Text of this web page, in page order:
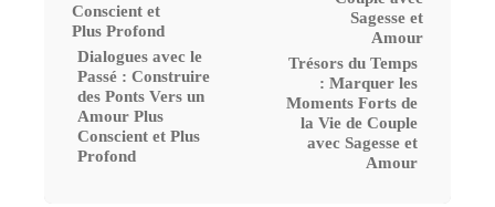
Dialogues avec le
Passé : Construire
des Ponts Vers un
Amour Plus
Conscient et Plus
Profond
Trésors du Temps
: Marquer les
Moments Forts de
la Vie de Couple
avec Sagesse et
Amour